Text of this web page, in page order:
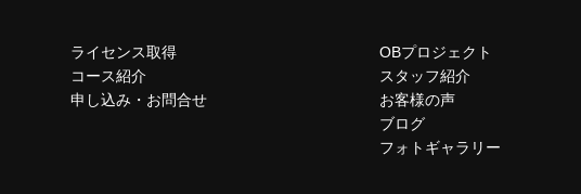
ライセンス取得
コース紹介
申し込み・お問合せ
OBプロジェクト
スタッフ紹介
お客様の声
ブログ
フォトギャラリー